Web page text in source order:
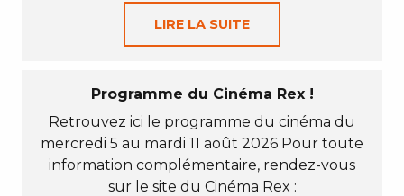
LIRE LA SUITE
Programme du Cinéma Rex !
Retrouvez ici le programme du cinéma du
mercredi 5 au mardi 11 août 2026 Pour toute
information complémentaire, rendez-vous
sur le site du Cinéma Rex :